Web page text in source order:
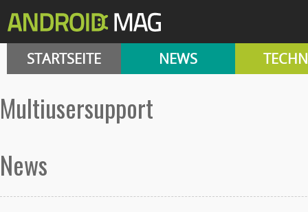
STARTSEITE NEWS
Multiusersupport
News